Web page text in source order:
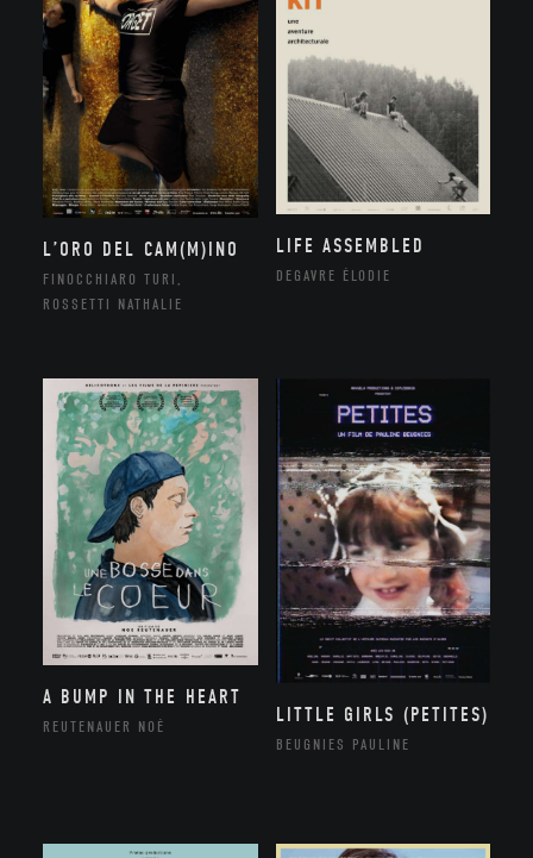
L’ORO DEL CAM(M)INO
FINOCCHIARO TURI,
ROSSETTI NATHALIE
LIFE ASSEMBLED
DEGAVRE ÉLODIE
A BUMP IN THE HEART
REUTENAUER NOÉ
LITTLE GIRLS (PETITES)
BEUGNIES PAULINE